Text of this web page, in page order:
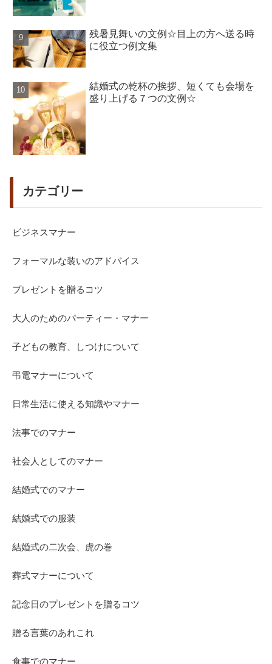
残暑見舞いの文例☆目上の方へ送る時
に役立つ例文集
結婚式の乾杯の挨拶、短くても会場を
盛り上げる７つの文例☆
カテゴリー
ビジネスマナー
フォーマルな装いのアドバイス
プレゼントを贈るコツ
大人のためのパーティー・マナー
子どもの教育、しつけについて
弔電マナーについて
日常生活に使える知識やマナー
法事でのマナー
社会人としてのマナー
結婚式でのマナー
結婚式での服装
結婚式の二次会、虎の巻
葬式マナーについて
記念日のプレゼントを贈るコツ
贈る言葉のあれこれ
食事でのマナー